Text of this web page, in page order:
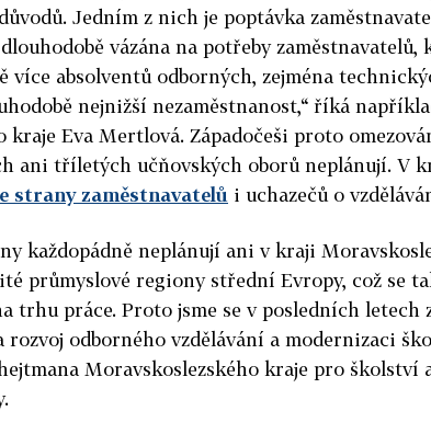
Jedním z nich je poptávka
vázána na potřeby zaměstnavatelů,
více absolventů odborných, zejména
nejnižší nezaměstnanost,“ říká
kraje Eva Mertlová. Západočeši proto
ani tříletých učňovských oborů neplánují. V
strany zaměstnavatelů i uchazečů o
každopádně neplánují ani v kraji
průmyslové regiony střední Evropy, což se
trhu práce. Proto jsme se v posledních letech
rozvoj odborného vzdělávání a modernizaci
Moravskoslezského kraje pro školství